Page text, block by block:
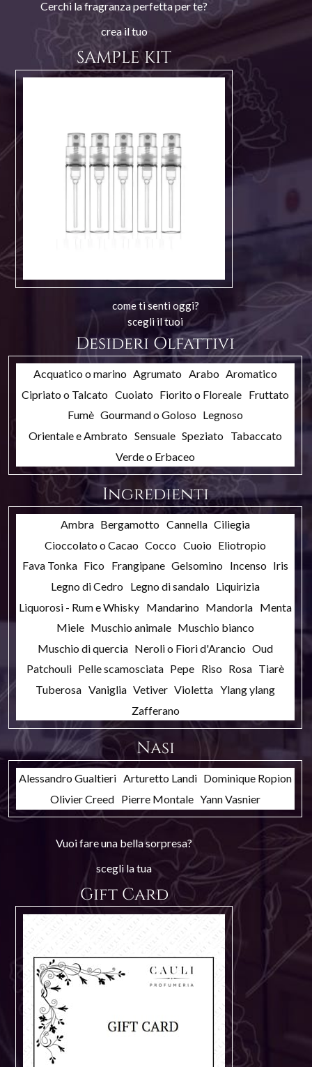
Cerchi la fragranza perfetta per te?
crea il tuo
SAMPLE KIT
come ti senti oggi?
scegli il tuoi
Desideri Olfattivi
Acquatico o marino Agrumato Arabo Aromatico
Cipriato o Talcato Cuoiato Fiorito o Floreale Fruttato
Fumè Gourmand o Goloso Legnoso
Orientale e Ambrato Sensuale Speziato Tabaccato
Verde o Erbaceo
Ingredienti
Ambra Bergamotto Cannella Ciliegia
Cioccolato o Cacao Cocco Cuoio Eliotropio
Fava Tonka Fico Frangipane Gelsomino Incenso Iris
Legno di Cedro Legno di sandalo Liquirizia
Liquorosi - Rum e Whisky Mandarino Mandorla Menta
Miele Muschio animale Muschio bianco
Muschio di quercia Neroli o Fiori d'Arancio Oud
Patchouli Pelle scamosciata Pepe Riso Rosa Tiarè
Tuberosa Vaniglia Vetiver Violetta Ylang ylang
Zafferano
Nasi
Alessandro Gualtieri Arturetto Landi Dominique Ropion
Olivier Creed Pierre Montale Yann Vasnier
Vuoi fare una bella sorpresa?
scegli la tua
Gift Card